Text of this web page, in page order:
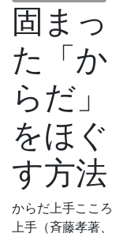
固まっ
た「か
らだ」
をほぐ
す方法
からだ上手こころ
上手（斉藤孝著、